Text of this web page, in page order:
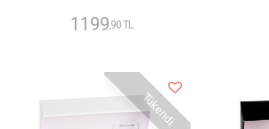
1199 ,90 TL
Tükendi